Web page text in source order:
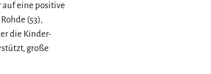
eine positive
(53),
die Kinder-
große